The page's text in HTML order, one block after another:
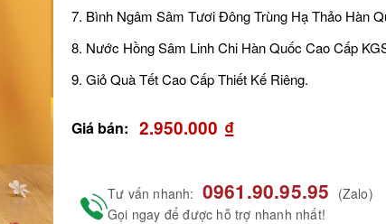
7. Bình Ngâm Sâm Tươi Đông Trùng Hạ Thảo Hàn
8. Nước Hồng Sâm Linh Chi Hàn Quốc Cao Cấp
9. Giỏ Quà Tết Cao Cấp Thiết Kế Riêng.
Giá bán: 2.950.000 ₫
Tư vấn nhanh: 0961.90.95.95 (Zalo)
Gọi ngay để được hỗ trợ nhanh nhất!